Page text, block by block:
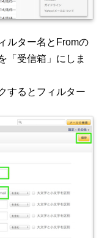
ルター名とFromの
「受信箱」にしま
するとフィルター